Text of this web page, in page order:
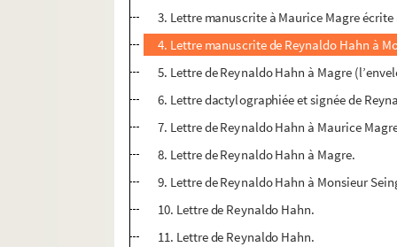
3. Lettre manuscrite à Maurice Magre
4. Lettre manuscrite de Reynaldo Hahn à
5. Lettre de Reynaldo Hahn à Magre
6. Lettre dactylographiée et signée de
7. Lettre de Reynaldo Hahn à Maurice
8. Lettre de Reynaldo Hahn à Magre.
9. Lettre de Reynaldo Hahn à Monsieur
10. Lettre de Reynaldo Hahn.
11. Lettre de Reynaldo Hahn.